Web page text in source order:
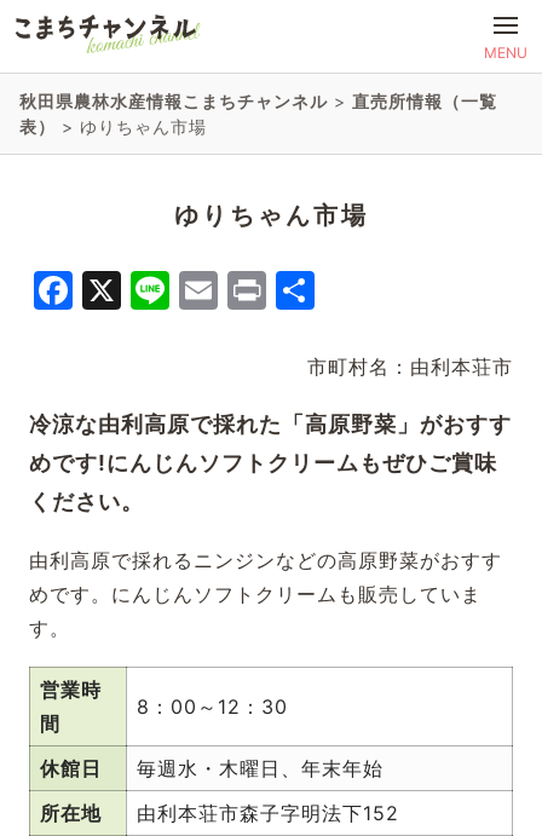
MENU
秋田県農林水産情報こまちチャンネル > 直売所情報（一覧
表）
> ゆりちゃん市場
ゆりちゃん市場
Facebook
X LineEmail
Print
市町村名：由利本荘市
冷涼な由利高原で採れた「高原野菜」がおすす
めです!にんじんソフトクリームもぜひご賞味
ください。
由利高原で採れるニンジンなどの高原野菜がおすす
めです。にんじんソフトクリームも販売していま
す。
営業時
間
8：00～12：30
休館日
毎週水・木曜日、年末年始
所在地
由利本荘市森子字明法下152